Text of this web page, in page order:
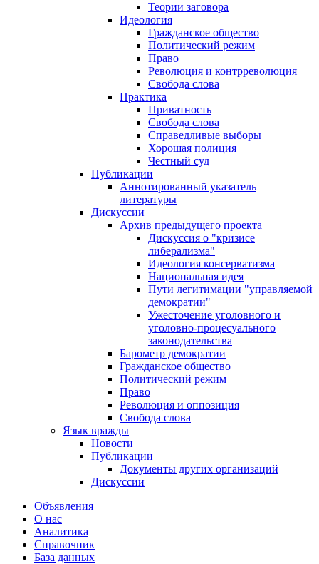
Теории заговора
Идеология
Гражданское общество
Политический режим
Право
Революция и контрреволюция
Свобода слова
Практика
Приватность
Свобода слова
Справедливые выборы
Хорошая полиция
Честный суд
Публикации
Аннотированный указатель
литературы
Дискуссии
Архив предыдущего проекта
Дискуссия о "кризисе
либерализма"
Идеология консерватизма
Национальная идея
Пути легитимации "управляемой
демократии"
Ужесточение уголовного и
уголовно-процесуального
законодательства
Барометр демократии
Гражданское общество
Политический режим
Право
Революция и оппозиция
Свобода слова
Язык вражды
Новости
Публикации
Документы других организаций
Дискуссии
Объявления
О нас
Аналитика
Справочник
База данных